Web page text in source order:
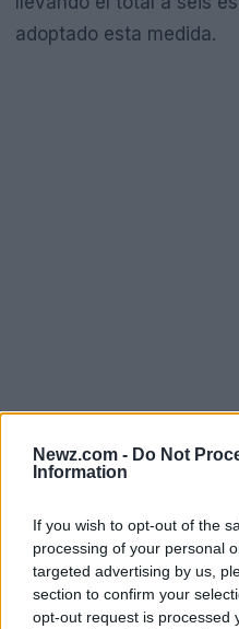
Newz.com - Do Not
Information
If you wish to opt-out of the
processing of your personal
targeted advertising by us,
section to confirm your
opt-out request is processed
adoptado esta medida.
Innovaciones en
mexicana
Claudia Sheinbaum ha
específicas, impulsando
Constitución mexicana
protección de los